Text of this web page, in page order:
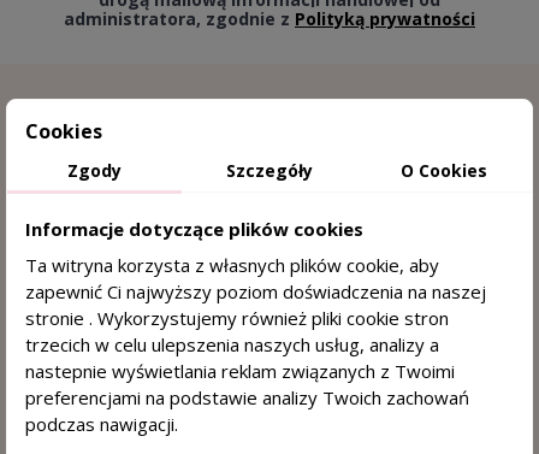
administratora, zgodnie z Polityką prywatności
15 lat doświadczenia w trychologii
Sprawdzone przez trychologa
DERMOKOSMETYKI DO WŁOSÓW I SKÓRY
Cookies
Zgody Szczegóły O Cookies
Informacje dotyczące plików cookies
Ta witryna korzysta z własnych plików cookie, aby
zapewnić Ci najwyższy poziom doświadczenia na naszej
stronie . Wykorzystujemy również pliki cookie stron
trzecich w celu ulepszenia naszych usług, analizy a
nastepnie wyświetlania reklam związanych z Twoimi
preferencjami na podstawie analizy Twoich zachowań
podczas nawigacji.